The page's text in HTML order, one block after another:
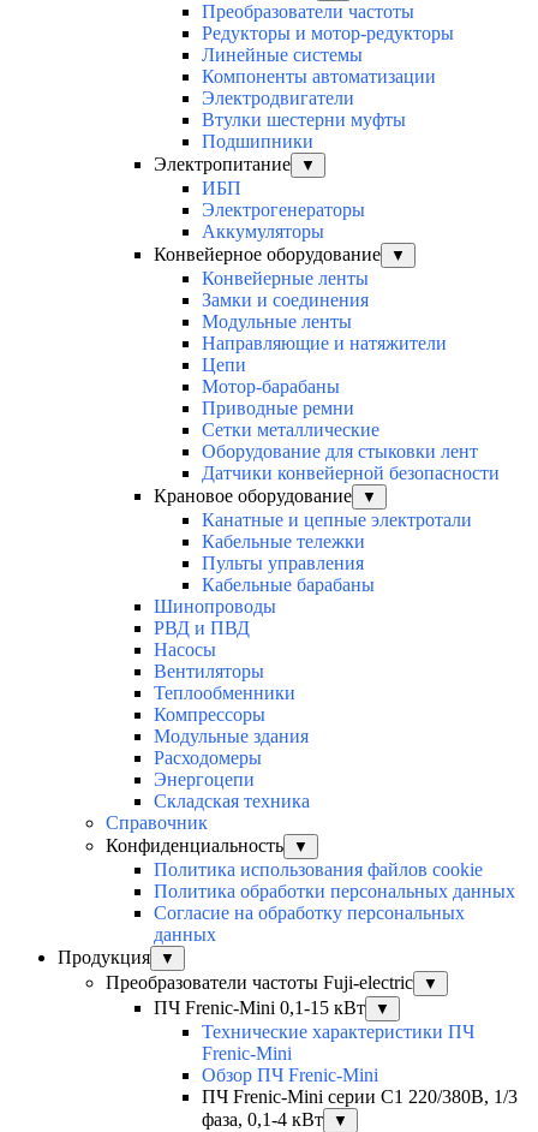
Преобразователи частоты
Редукторы и мотор-редукторы
Линейные системы
Компоненты автоматизации
Электродвигатели
Втулки шестерни муфты
Подшипники
Электропитание
▼
ИБП
Электрогенераторы
Аккумуляторы
Конвейерное оборудование
▼
Конвейерные ленты
Замки и соединения
Модульные ленты
Направляющие и натяжители
Цепи
Мотор-барабаны
Приводные ремни
Сетки металлические
Оборудование для стыковки лент
Датчики конвейерной безопасности
Крановое оборудование
▼
Канатные и цепные электротали
Кабельные тележки
Пульты управления
Кабельные барабаны
Шинопроводы
РВД и ПВД
Насосы
Вентиляторы
Теплообменники
Компрессоры
Модульные здания
Расходомеры
Энергоцепи
Складская техника
Справочник
Конфиденциальность
▼
Политика использования файлов cookie
Политика обработки персональных данных
Согласие на обработку персональных
данных
Продукция
▼
Преобразователи частоты Fuji-electric ▼
ПЧ Frenic-Mini 0,1-15 кВт ▼
Технические характеристики ПЧ
Frenic-Mini
Обзор ПЧ Frenic-Mini
ПЧ Frenic-Mini серии C1 220/380В, 1/3
фаза, 0,1-4 кВт
▼